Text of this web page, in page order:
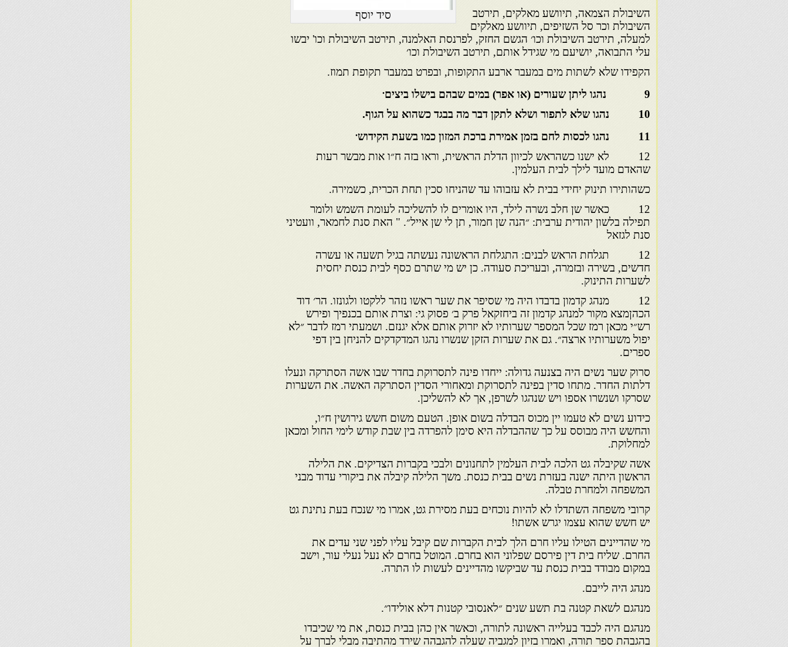
סיד יוסף
השיבולת הצמאה, תיוושע מאלקים, תירטב
השיבולת וכר סל השזיפים, תיוושע מאלקים
למעלה, תירטב השיבולת וכו׳ הגשם החזק, לפרנסת האלמנה, תירטב השיבולת וכו' יבשו
עלי התבואה, יושיעם מי שגידל אותם, תירטב השיבולת וכו׳
הקפידו שלא לשתות מים במעבר ארבע התקופות, ובפרט במעבר תקופת תמוז.
9 נהגו ליתן שעורים (או אפר) במים שבהם בישלו ביצים
.
10 נהגו שלא לתפור ושלא לתקן דבר מה בבגד כשהוא על הגוף.
11 נהגו לכסות לחם בזמן אמירת ברכת המזון כמו בשעת הקידוש
.
12 לא ישנו כשהראש לכיוון הדלת הראשית, וראו בזה ח״ו אות מבשר רעות
שהאדם מועד לילך לבית העלמין.
כשהותירו תינוק יחידי בבית לא עזבוהו עד שהניחו סכין תחת הכרית, כשמירה.
12 כאשר שן חלב נשרה לילד, היו אומרים לו להשליכה לעומת השמש ולומר
תפילה בלשון יהודית ערבית: ״הנה שן חמור, תן לי שן אייל״. " האת סנת לחמאר, וועטיני
סנת לגזאל
12 תגלחת הראש לבנים: התגלחת הראשונה נעשתה בגיל תשעה או עשרה
חדשים, בשירה ובזמרה, ובעריכת סעודה. כן יש מי שתרם כסף לבית כנסת יחסית
לשערות התינוק.
12 מנהג קדמון בדבדו היה מי שסיפר את שער ראשו נזהר ללקטו ולגונזו. הר׳ דוד
הכהןמצא מקור למנהג קדמון זה ביחזקאל פרק ב׳ פסוק גי: וצרת אותם בכנפיך ופירש
רש״י מכאן רמז שכל המספר שערותיו לא יזרוק אותם אלא יגנזם. ושמעתי רמז לדבר ״לא
יפול משערותיו ארצה״. גם את שערות הזקן שנשרו נהגו המדקדקים להניחן בין דפי
ספרים.
סרוק שער נשים היה בצנעה גדולה: ייחדו פינה לתסרוקת בחדר שבו אשה הסתרקה ונעלו
דלתות החדר. מתחו סדין בפינה לתסרוקת ומאחורי הסדין הסתרקה האשה. את השערות
שסרקו ושנשרו אספו ויש שנהגו לשרפן, אך לא להשליכן.
כידוע נשים לא טעמו יין מכוס הבדלה בשום אופן. הטעם משום חשש גירושין ח״ו,
והחשש היה מבוסס על כך שההבדלה היא סימן להפרדה בין שבת קודש לימי החול ומכאן
למחלוקת.
אשה שקיבלה גט הלכה לבית העלמין לתחנונים ולבכי בקברות הצדיקים. את הלילה
הראשון היתה ישנה בעזרת נשים בבית כנסת. משך הלילה קיבלה את ביקורי עדוד מבני
המשפחה ולמחרת טבלה.
קרובי משפחה השתדלו לא להיות נוכחים בעת מסירת גט, אמרו מי שנכח בעת נתינת גט
יש חשש שהוא עצמו יגרש אשתו!
מי שהדיינים הטילו עליו חרם הלך לבית הקברות שם קיבל עליו לפני שני עדים את
החרם. שליח בית דין פירסם שפלוני הוא בחרם. המוטל בחרם לא נעל נעלי עור, וישב
במקום מבודד בבית כנסת עד שביקשו מהדיינים לעשות לו התרה.
מנהג היה לייבם.
מנהגם לשאת קטנה בת תשע שנים ״לאנסובי קטנות דלא אולידו״.
מנהגם היה לכבד בעלייה ראשונה לתורה, וכאשר אין כהן בבית כנסת, את מי שכיבדו
בהגבהת ספר תורה, ואמרו בזיון למגביה שעלה להגבהה שירד מהתיבה מבלי לברך על